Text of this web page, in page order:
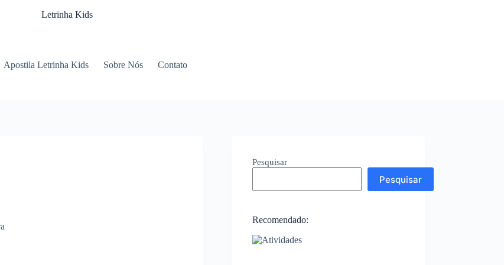
Letrinha Kids
Apostila Letrinha Kids Sobre Nós Contato
Pesquisar
Pesquisar
Recomendado: